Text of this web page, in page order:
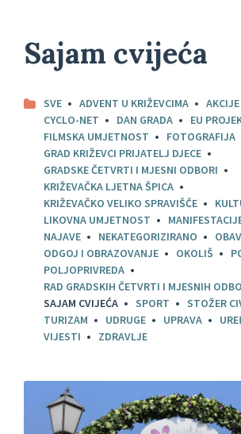
Sajam cvijeća
SVE ADVENT U KRIŽEVCIMA AKCIJE
CYCLO-NET
DAN GRADA
EU
FILMSKA UMJETNOST
FOTOGRAFIJA
GRAD KRIŽEVCI PRIJATELJ DJECE
GRADSKE ČETVRTI I MJESNI ODBORI
KRIŽEVAČKA LJETNA ŠPICA
KRIŽEVAČKO VELIKO SPRAVIŠČE
LIKOVNA UMJETNOST
NAJAVE
NEKATEGORIZIRANO
ODGOJ I OBRAZOVANJE
OKOLIŠ
POLJOPRIVREDA
RAD GRADSKIH ČETVRTI I MJESNIH
SAJAM CVIJEĆA
SPORT
STOŽER
TURIZAM
UDRUGE UPRAVA
VIJESTI
ZDRAVLJE
Pročitajte